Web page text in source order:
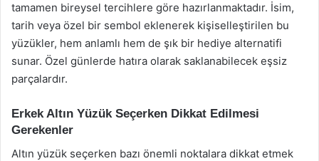
tamamen bireysel tercihlere göre hazırlanmaktadır. İsim,
tarih veya özel bir sembol eklenerek kişiselleştirilen bu
yüzükler, hem anlamlı hem de şık bir hediye alternatifi
sunar. Özel günlerde hatıra olarak saklanabilecek eşsiz
parçalardır.
Erkek Altın Yüzük Seçerken Dikkat Edilmesi
Gerekenler
Altın yüzük seçerken bazı önemli noktalara dikkat etmek